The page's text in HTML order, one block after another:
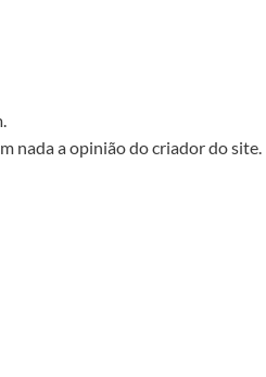
nada a opinião do criador do site.